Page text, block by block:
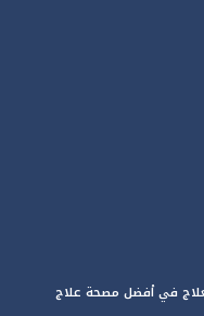
في أفضل مصحة علاج